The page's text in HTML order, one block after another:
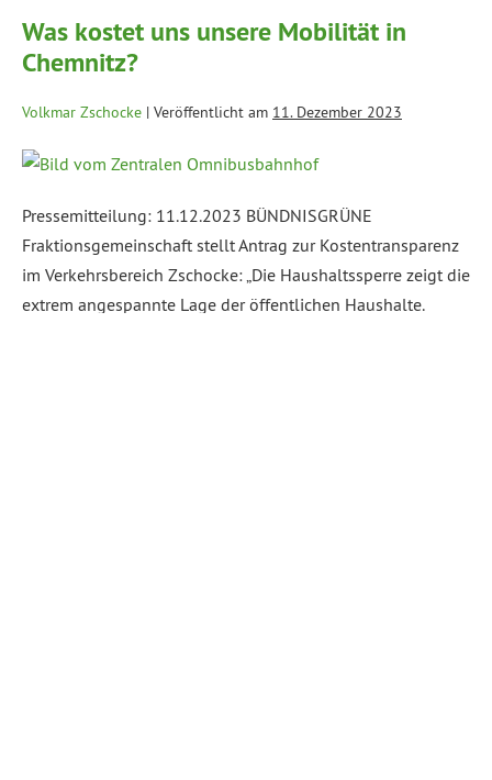
Was kostet uns unsere Mobilität in
Chemnitz?
Volkmar Zschocke | Veröffentlicht am 11. Dezember 2023
Pressemitteilung: 11.12.2023 BÜNDNISGRÜNE
Fraktionsgemeinschaft stellt Antrag zur Kostentransparenz
im Verkehrsbereich Zschocke: „Die Haushaltssperre zeigt die
extrem angespannte Lage der öffentlichen Haushalte.